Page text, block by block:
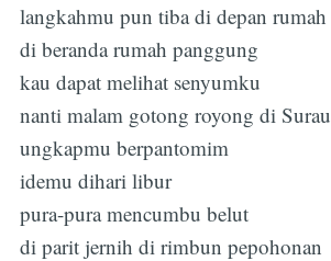
langkahmu pun tiba di depan rumah
di beranda rumah panggung
kau dapat melihat senyumku
nanti malam gotong royong di Surau
ungkapmu berpantomim
idemu dihari libur
pura-pura mencumbu belut
di parit jernih di rimbun pepohonan